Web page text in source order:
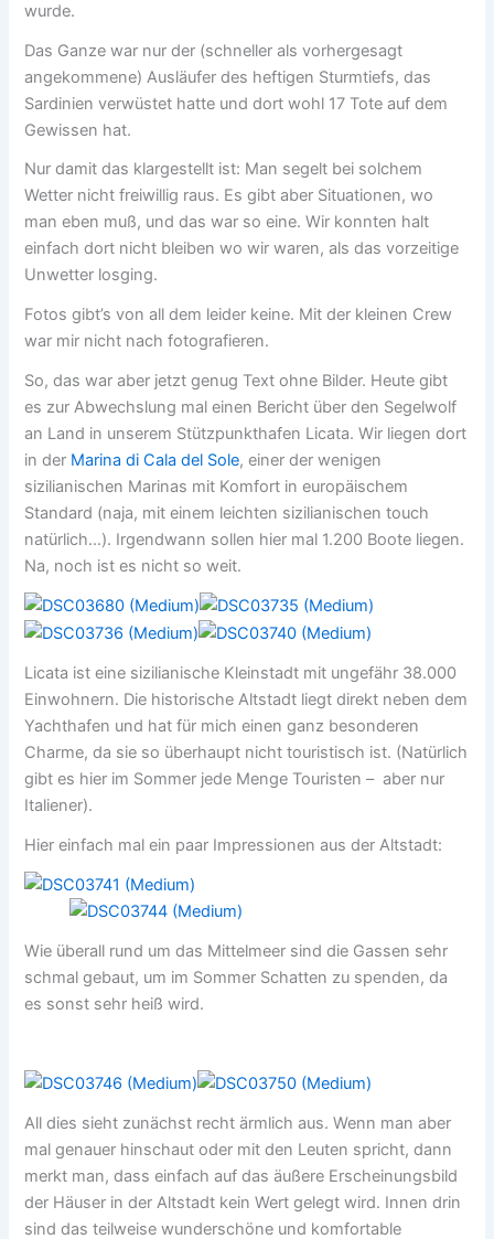
wurde.
Das Ganze war nur der (schneller als vorhergesagt
angekommene) Ausläufer des heftigen Sturmtiefs, das
Sardinien verwüstet hatte und dort wohl 17 Tote auf dem
Gewissen hat.
Nur damit das klargestellt ist: Man segelt bei solchem
Wetter nicht freiwillig raus. Es gibt aber Situationen, wo
man eben muß, und das war so eine. Wir konnten halt
einfach dort nicht bleiben wo wir waren, als das vorzeitige
Unwetter losging.
Fotos gibt’s von all dem leider keine. Mit der kleinen Crew
war mir nicht nach fotografieren.
So, das war aber jetzt genug Text ohne Bilder. Heute gibt
es zur Abwechslung mal einen Bericht über den Segelwolf
an Land in unserem Stützpunkthafen Licata. Wir liegen dort
in der Marina di Cala del Sole, einer der wenigen
sizilianischen Marinas mit Komfort in europäischem
Standard (naja, mit einem leichten sizilianischen touch
natürlich…). Irgendwann sollen hier mal 1.200 Boote liegen.
Na, noch ist es nicht so weit.
Licata ist eine sizilianische Kleinstadt mit ungefähr 38.000
Einwohnern. Die historische Altstadt liegt direkt neben dem
Yachthafen und hat für mich einen ganz besonderen
Charme, da sie so überhaupt nicht touristisch ist. (Natürlich
gibt es hier im Sommer jede Menge Touristen – aber nur
Italiener).
Hier einfach mal ein paar Impressionen aus der Altstadt:
Wie überall rund um das Mittelmeer sind die Gassen sehr
schmal gebaut, um im Sommer Schatten zu spenden, da
es sonst sehr heiß wird.
All dies sieht zunächst recht ärmlich aus. Wenn man aber
mal genauer hinschaut oder mit den Leuten spricht, dann
merkt man, dass einfach auf das äußere Erscheinungsbild
der Häuser in der Altstadt kein Wert gelegt wird. Innen drin
sind das teilweise wunderschöne und komfortable